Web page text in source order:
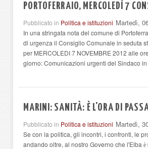
PORTOFERRAIO, MERCOLEDÌ 7
Pubblicato in Politica e istituzioni Martedì,
In una stringata nota del comune di
di urgenza il Consiglio Comunale in seduta
per MERCOLEDI 7 NOVEMBRE 2012 alle
giorno: Comunicazioni urgenti del Sindaco
MARINI: SANITÀ: È L'ORA DI
Pubblicato in Politica e istituzioni Martedì,
Se con la politica, gli incontri, i confronti, le
andando oltre, al nostro Governo che l'Elba è